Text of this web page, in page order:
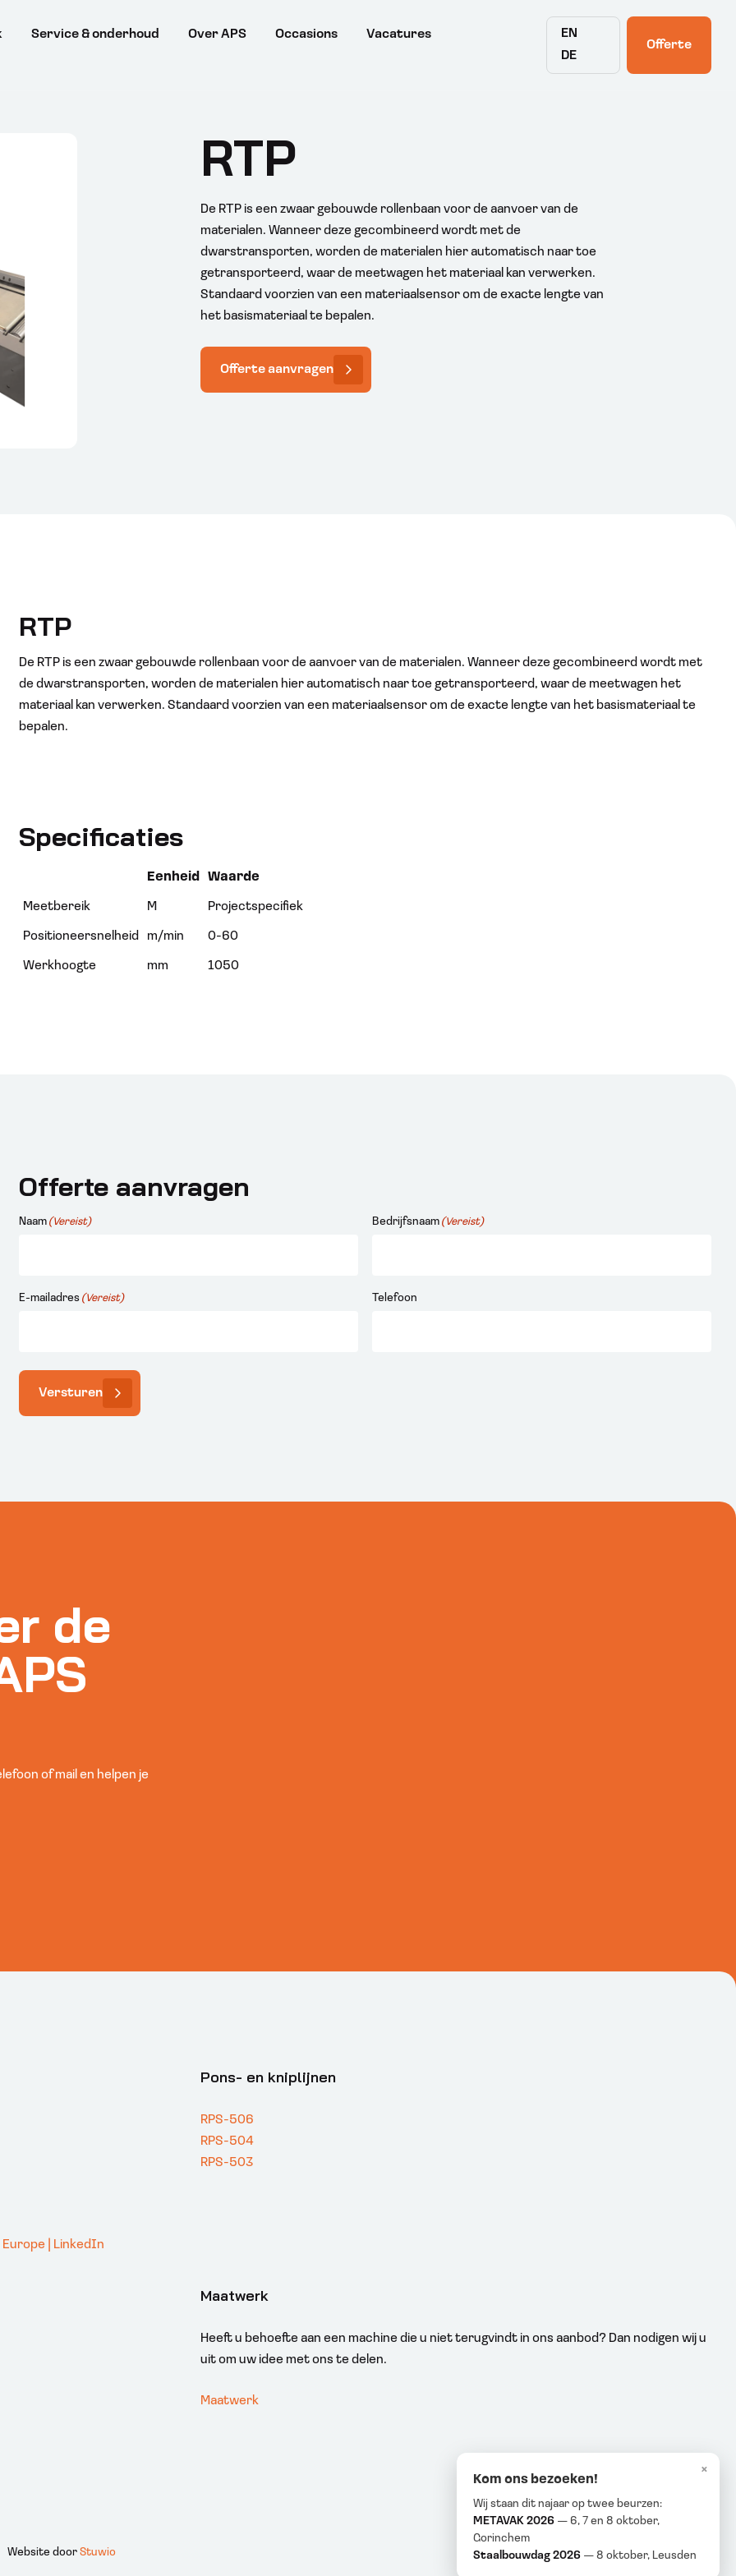
Service & onderhoud Over APS Occasions
Vacatures
EN
DE
Offerte
RTP
De RTP is een zwaar gebouwde rollenbaan voor de aanvoer van de
materialen. Wanneer deze gecombineerd wordt met de
dwarstransporten, worden de materialen hier automatisch naar toe
getransporteerd, waar de meetwagen het materiaal kan verwerken.
Standaard voorzien van een materiaalsensor om de exacte lengte van
het basismateriaal te bepalen.
Offerte aanvragen
RTP
De RTP is een zwaar gebouwde rollenbaan voor de aanvoer van de materialen. Wanneer deze gecombineerd wordt met
de dwarstransporten, worden de materialen hier automatisch naar toe getransporteerd, waar de meetwagen het
materiaal kan verwerken. Standaard voorzien van een materiaalsensor om de exacte lengte van het basismateriaal te
bepalen.
Specificaties
Eenheid Waarde
Meetbereik M Projectspecifiek
Positioneersnelheid m/min 0-60
Werkhoogte mm 1050
Offerte aanvragen
Naam (Vereist) Bedrijfsnaam (Vereist)
E-mailadres (Vereist) Telefoon
Versturen
de
of mail en helpen je
Europe | LinkedIn
Pons- en kniplijnen
RPS-506
RPS-504
RPS-503
Maatwerk
Heeft u behoefte aan een machine die u niet terugvindt in ons aanbod? Dan nodigen wij u
uit om uw idee met ons te delen.
Maatwerk
Website door Stuwio
×
Kom ons bezoeken!
Wij staan dit najaar op twee beurzen:
METAVAK 2026 — 6, 7 en 8 oktober,
Gorinchem
Staalbouwdag 2026 — 8 oktober, Leusden